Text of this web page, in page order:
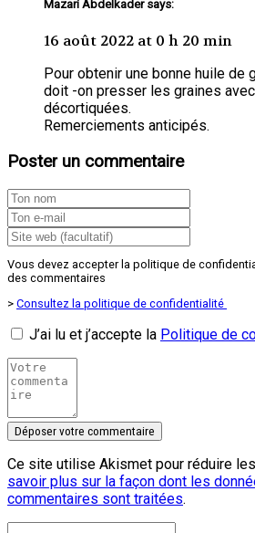
Mazari Abdelkader says:
16 août 2022 at 0 h 20 min
Pour obtenir une bonne huile de
doit -on presser les graines
décortiquées.
Remerciements anticipés.
Poster un commentaire
Vous devez accepter la politique de
des commentaires
> Consultez la politique de confidentialité
J’ai lu et j’accepte la Politique de
Ce site utilise Akismet pour réduire
savoir plus sur la façon dont les
commentaires sont traitées.